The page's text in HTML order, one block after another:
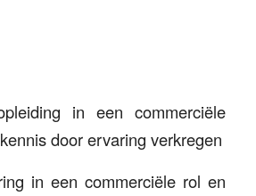
in een commerciële
door ervaring verkregen
in een commerciële rol en